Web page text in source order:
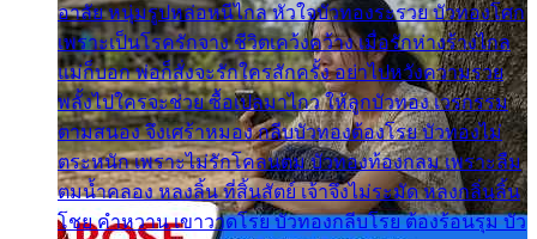
อาลัย หนุ่มรูปหล่อหนีไกล หัวใจบัวทองระรวย บัวทองโศก
เพราะเป็นโรครักจาง ชีวิตเคว้งคว้าง เมื่อรักห่างร้างไกล
แม่ก็บอก พ่อก็สั่งจะรักใครสักครั้ง อย่าไปหวังความรวย
พลั้งไปใครจะช่วย ซื้อเปลมาไกว ให้ลูกบัวทอง เวรกรรม
ตามสนอง จึงเศร้าหมอง กลีบบัวทองต้องโรย บัวทองไม่
ตระหนัก เพราะไม่รักโคลนตม บัวทองท้องกลม เพราะลืม
ตมน้ำคลอง หลงลิ้น ที่สิ้นสัตย์ เจ้าจึงไม่ระมัด หลงกลิ่นลิ้น
โชย คำหวาน เขาวาดโรย บัวทองกลีบโรย ต้องร้อนรุม บัว